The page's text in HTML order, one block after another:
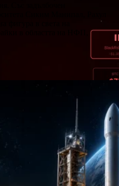
1,3 млрд. долара – и никой не